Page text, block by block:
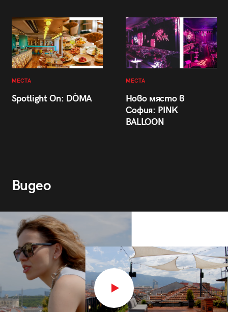
МЕСТА
Spotlight On: DÒMA
МЕСТА
Ново място в
София: PINK
BALLOON
Видео